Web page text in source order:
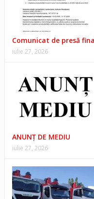
Comunicat de presă
iulie 27, 2026
ANUNŢ DE MEDIU
iulie 27, 2026